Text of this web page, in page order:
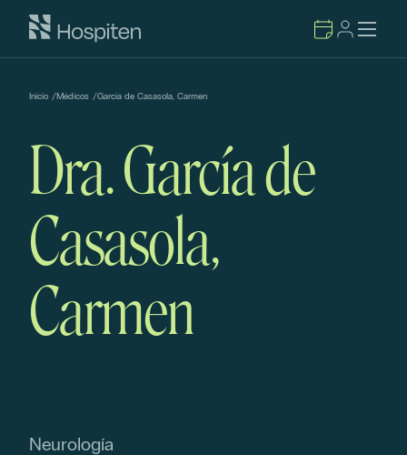
Inicio /Médicos /García de Casasola, Carmen
Dra. García de
Casasola,
Carmen
Neurología